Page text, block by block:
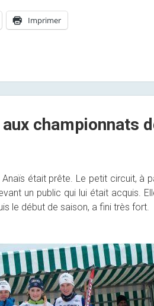
?Imprimer
championnats
était prête. Le petit circuit, à
un public qui lui était acquis.
le début de saison, a fini très fort.